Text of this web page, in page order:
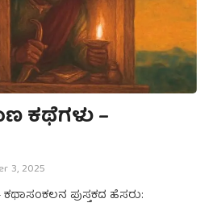
ಕಥೆಗಳು –
3, 2025
ಪುಸ್ತಕದ ಹೆಸರು: